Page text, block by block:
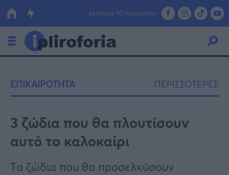
Δευτέρα 10 Αυγούστου
Οικονομία
Πολιτική
Τράπεζες
Επιδοτήσεις
Κόσμος
ΕΠΙΚΑΙΡΟΤΗΤΑ ΠΕΡΙΣΣΟΤΕΡΕΣ
3 ζώδια που θα πλουτίσουν
αυτό το καλοκαίρι
Τα ζώδια που θα προσελκύσουν